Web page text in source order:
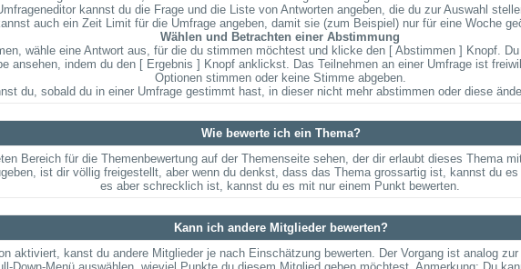
kannst du die Frage und die Liste von Antworten angeben, die du zur Auswahl
auch ein Zeit Limit für die Umfrage angeben, damit sie (zum Beispiel) nur für eine Woche
Wählen und Betrachten einer Abstimmung
wähle eine Antwort aus, für die du stimmen möchtest und klicke den [ Abstimmen ] Knopf.
ansehen, indem du den [ Ergebnis ] Knopf anklickst. Das Teilnehmen an einer Umfrage ist
Optionen stimmen oder keine Stimme abgeben.
du, sobald du in einer Umfrage gestimmt hast, in dieser nicht mehr abstimmen oder diese
Wie bewerte ich ein Thema?
Bereich für die Themenbewertung auf der Themenseite sehen, der dir erlaubt dieses Thema
ist dir völlig freigestellt, aber wenn du denkst, dass das Thema grossartig ist, kannst du
es aber schrecklich ist, kannst du es mit nur einem Punkt bewerten.
Kann ich andere Mitglieder bewerten?
aktiviert, kanst du andere Mitglieder je nach Einschätzung bewerten. Der Vorgang ist analog